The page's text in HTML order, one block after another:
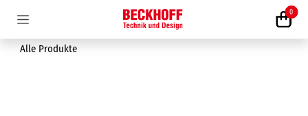
0
Alle Produkte